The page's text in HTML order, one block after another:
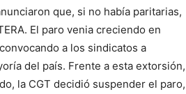
que, si no había paritarias,
El paro venia creciendo en
a los sindicatos a
del país. Frente a esta extorsión,
la CGT decidió suspender el paro,